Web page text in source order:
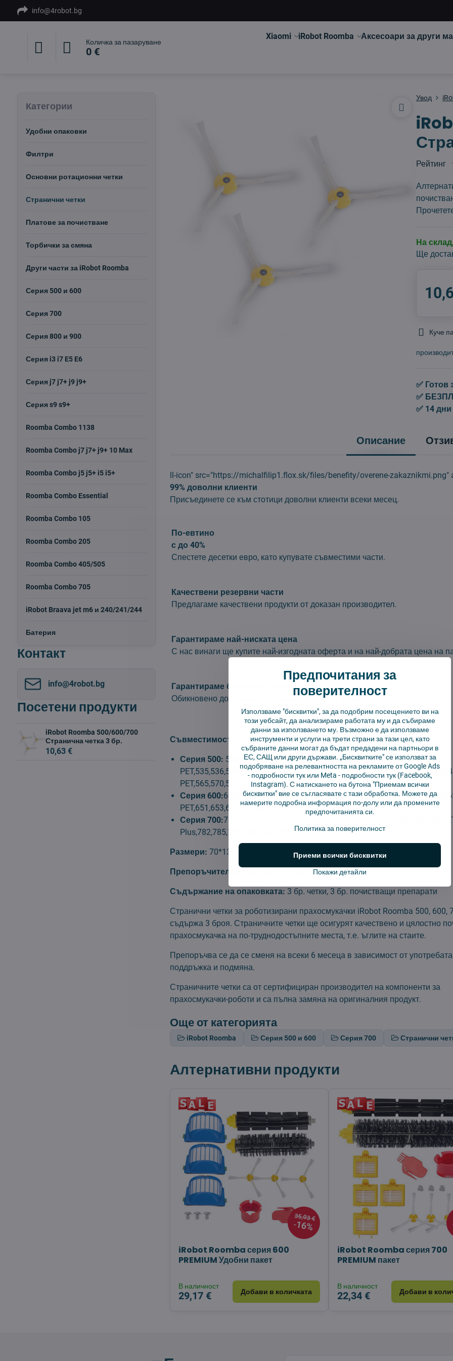
info@4robot.bg
Количка за пазаруване
0 €
Xiaomi iRobot Roomba Аксесоари за други
Увод
Рейтинг
На
Ще
Куче
✅ Готов
✅
✅ 14
Описание
ll-icon" src="https://michalfilip1.flox.sk/files/benefity/overene-zakaznikmi.png"
99% доволни клиенти
Присъединете се към стотици доволни клиенти всеки месец.
По-евтино
с до 40%
Спестете десетки евро, като купувате съвместими части.
Качествени резервни части
Предлагаме качествени продукти от доказан производител.
Гарантираме най-ниската цена
С нас винаги ще купите най-изгодната оферта и на най-добрата цена на
Гарантираме бърза доставка
Обикновено доставяме поръчаните стоки от 24 часа.
Съвместимост
Серия 500: 505,510,520,521,530,531,532 PET,534
PET,535,536,540,541,545,550,555,555,556,560,561,562 PET,563 PET,564,564
PET,565,570,571,575,580,581,581 PET,585,595,625 PRO
Серия 600:605,606,615,616,620,620 PET,621 XLife,630,631
PET,651,653,655,660,660 PET,670,671,675,676,680,681,695,696
Серия 700:760,761,765,765 PET,770,772,774,775,775 PET,776p,780,780
Plus,782,785,786,786 Plus,790
Размери:70*130 мм
Препоръчителна замяна:
Съдържание на опаковката: 3 бр. четки, 3 бр. почистващи препарати
Странични четки за роботизирани прахосмукачки iRobot Roomba 500, 600,
съдържа 3 броя. Страничните четки ще осигурят качествено и цялостно
прахосмукачка на по-труднодостъпните места, т.е. ъглите на стаите.
Препоръчва се да се сменя на всеки 6 месеца в зависимост от
поддръжка и подмяна.
Страничните четки са от сертифициран производител на компоненти за
прахосмукачки-роботи и са пълна замяна на оригиналния продукт.
Още от категорията
iRobot Roomba Серия 500 и 600 Серия 700 Странични
Алтернативни продукти
35,03 €
16%
iRobot Roomba серия 600
PREMIUM Удобни пакет
В наличност
29,17 € Добави в количката
iRobot Roomba серия 700
PREMIUM пакет
В наличност
22,34 € Добави в
Категории
Удобни опаковки
Филтри
Основни ротационни четки
Странични четки
Платове за почистване
Торбички за смяна
Други части за iRobot Roomba
Серия 500 и 600
Серия 700
Серия 800 и 900
Серия i3 i7 E5 E6
Серия j7 j7+ j9 j9+
Серия s9 s9+
Roomba Combo 1138
Roomba Combo j7 j7+ j9+ 10 Max
Roomba Combo j5 j5+ i5 i5+
Roomba Combo Essential
Roomba Combo 105
Roomba Combo 205
Roomba Combo 405/505
Roomba Combo 705
iRobot Braava jet m6 и 240/241/244
Батерия
Контакт
info​@4robot​.bg
Посетени продукти
iRobot Roomba 500/600/700
Странична четка 3 бр.
10,63 €
Предпочитания за
поверителност
Използваме "бисквитки", за да подобрим посещението ви на
този уебсайт, да анализираме работата му и да събираме
данни за използването му. Възможно е да използваме
инструменти и услуги на трети страни за тази цел, като
събраните данни могат да бъдат предадени на партньори в
ЕС, САЩ или други държави. „Бисквитките" се използват за
подобряване на релевантността на рекламите от Google Ads
- подробности тукили Meta - подробности тук(Facebook,
Instagram). С натискането на бутона "Приемам всички
бисквитки" вие се съгласявате с тази обработка. Можете да
намерите подробна информация по-долу или да промените
предпочитанията си.
Политика за поверителност
Покажи детайли
Приеми всички бисквитки